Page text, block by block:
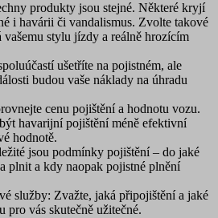
produkty jsou stejné. Některé kryjí
i havárii či vandalismus. Zvolte takové
stylu jízdy a reálně hrozícím
ušetříte na pojistném, ale
budou vaše náklady na úhradu
cenu pojištění a hodnotu vozu.
havarijní pojištění méně efektivní
hodnotě.
jsou podmínky pojištění – do jaké
plnit a kdy naopak pojistné plnění
služby: Zvažte, jaká připojištění a jaké
pro vás skutečně užitečné.